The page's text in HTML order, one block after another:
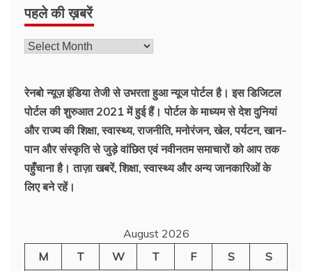
पहले की ख़बरें
पहले
रेनबो न्यूज़ इंडिया तेजी से उभरता हुआ न्‍यूज पोर्टल है। इस डिजिटल
पोर्टल की शुरुआत 2021 में हुई हैं। पोर्टल के माध्यम से देश दुनियां
और राज्य की शिक्षा, स्वास्थ्य, राजनीति, मनोरंजन, खेल, पर्यटन, खान-
पान और संस्कृति से जुड़े वांछित एवं नवीनतम समाचारों को आप तक
पहुँचाना है। ताज़ा खबरें, शिक्षा, स्वास्थ्य और अन्य जानकारिओं के
लिए बने रहें।
August 2026
M
T W T F S
S